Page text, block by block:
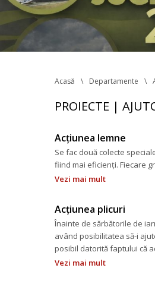
Acasă Departamente
PROIECTE |
Acțiunea lemne
Se fac două colecte
fiind mai eficienți. Fiecare
Vezi mai mult
Acțiunea plicuri
Înainte de sărbătorile de
având posibilitatea să-i
posibil datorită faptului că
Vezi mai mult